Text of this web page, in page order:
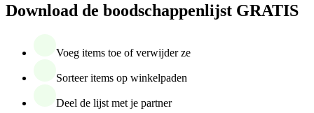
Download de boodschappenlijst GRATIS
Voeg items toe of verwijder ze
Sorteer items op winkelpaden
Deel de lijst met je partner